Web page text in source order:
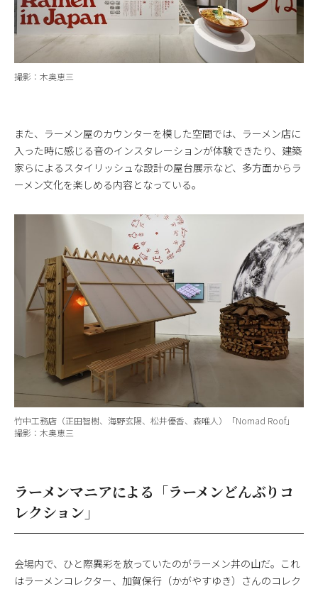
撮影：木奥恵三
また、ラーメン屋のカウンターを模した空間では、ラーメン店に
入った時に感じる音のインスタレーションが体験できたり、建築
家らによるスタイリッシュな設計の屋台展示など、多方面からラ
ーメン文化を楽しめる内容となっている。
竹中工務店（正田智樹、海野玄陽、松井優香、森唯人）「Nomad Roof」
撮影：木奥恵三
ラーメンマニアによる「ラーメンどんぶりコ
レクション」
会場内で、ひと際異彩を放っていたのがラーメン丼の山だ。これ
はラーメンコレクター、加賀保行（かがやすゆき）さんのコレク